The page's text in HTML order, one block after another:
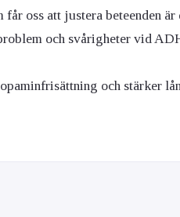
oss att justera beteenden
och svårigheter vid
och stärker